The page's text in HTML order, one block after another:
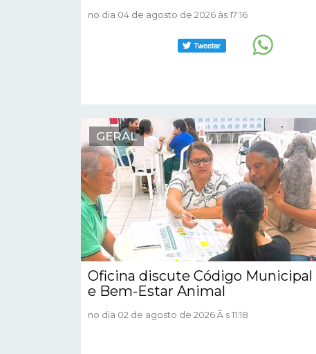
no dia 04 de agosto de 2026 às 17:16
GERAL
Oficina discute Código Municipal
e Bem-Estar Animal
no dia 02 de agosto de 2026 Ã s 11:18